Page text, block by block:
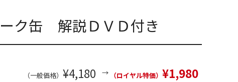
ク缶 解説ＤＶＤ付き
（一般価格） ¥4,180 （ロイヤル特価） ¥1,980